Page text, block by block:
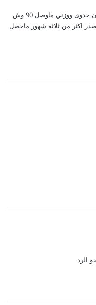
نفس المشكله مع العلم اني رياضي ولاكن دون جدوى ووزني ماوصل 90 وش
اكثر من ثلاثه شهور ماحصل
الرد